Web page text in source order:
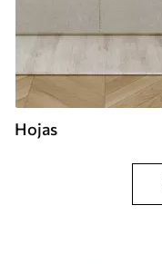
Hojas